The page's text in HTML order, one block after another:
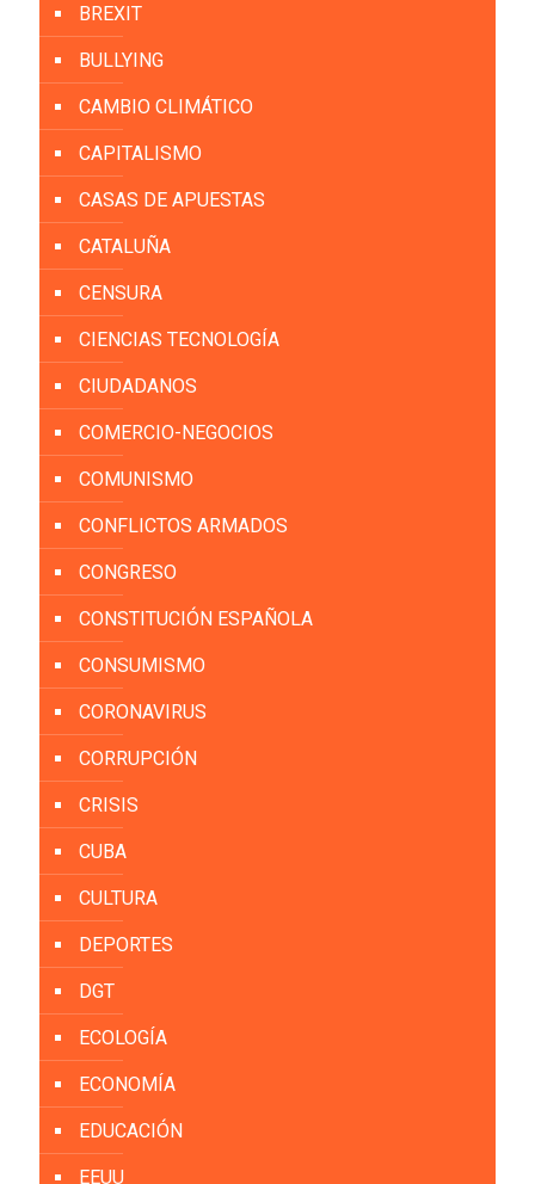
BREXIT
BULLYING
CAMBIO CLIMÁTICO
CAPITALISMO
CASAS DE APUESTAS
CATALUÑA
CENSURA
CIENCIAS TECNOLOGÍA
CIUDADANOS
COMERCIO-NEGOCIOS
COMUNISMO
CONFLICTOS ARMADOS
CONGRESO
CONSTITUCIÓN ESPAÑOLA
CONSUMISMO
CORONAVIRUS
CORRUPCIÓN
CRISIS
CUBA
CULTURA
DEPORTES
DGT
ECOLOGÍA
ECONOMÍA
EDUCACIÓN
EEUU